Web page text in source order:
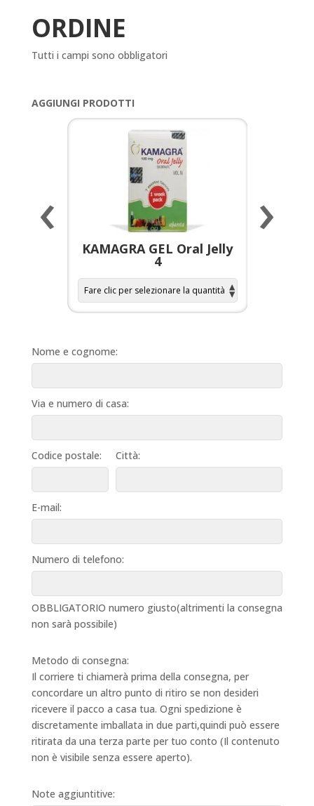
ORDINE
Tutti i campi sono obbligatori
AGGIUNGI PRODOTTI
KAMAGRA GEL Oral Jelly
4
‹ ›
Nome e cognome:
Via e numero di casa:
Codice postale: Città:
E-mail:
Numero di telefono:
OBBLIGATORIO numero giusto(altrimenti la consegna
non sarà possibile)
Metodo di consegna:
Il corriere ti chiamerà prima della consegna, per
concordare un altro punto di ritiro se non desideri
ricevere il pacco a casa tua. Ogni spedizione è
discretamente imballata in due parti,quindi può essere
ritirata da una terza parte per tuo conto (Il contenuto
non è visibile senza essere aperto).
Note aggiuntitive: